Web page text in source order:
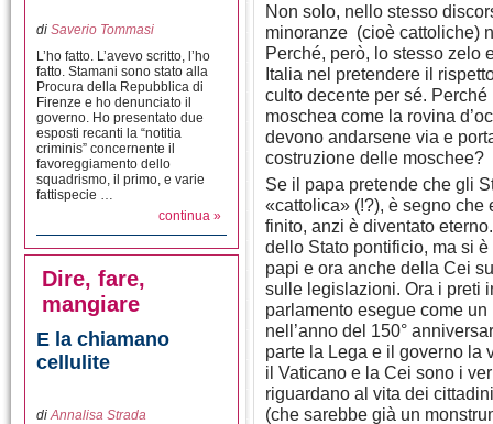
di Saverio Tommasi
L’ho fatto. L’avevo scritto, l’ho
fatto. Stamani sono stato alla
Procura della Repubblica di
Firenze e ho denunciato il
governo. Ho presentato due
esposti recanti la “notitia
criminis” concernente il
favoreggiamento dello
squadrismo, il primo, e varie
fattispecie …
continua »
Dire, fare,
mangiare
E la chiamano
cellulite
diAnnalisa Strada
Non solo, nello stesso
minoranze (cioè cattoliche)
Perché, però, lo stesso zelo
Italia nel pretendere il
culto decente per sé.
moschea come la rovina
devono andarsene via e
costruzione delle moschee?
Se il papa pretende che gli
«cattolica» (!?), è segno
finito, anzi è diventato
dello Stato pontificio, ma si
papi e ora anche della Cei
sulle legislazioni. Ora i preti
parlamento esegue come
nell’anno del 150°
parte la Lega e il governo la
il Vaticano e la Cei sono i
riguardano al vita dei
(che sarebbe già un